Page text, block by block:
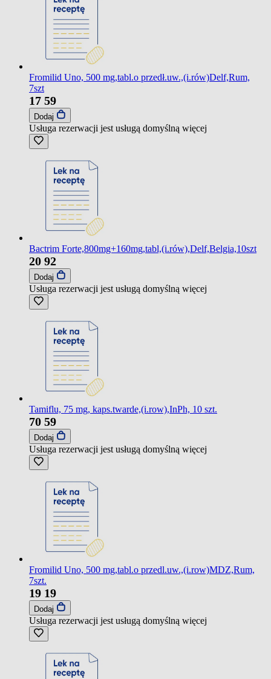
Fromilid Uno, 500 mg,tabl.o przedł.uw.,(i.rów)Delf,Rum,
7szt
17 59
Dodaj
Usługa rezerwacji jest usługą domyślną więcej
Bactrim Forte,800mg+160mg,tabl,(i.rów),Delf,Belgia,10szt
20 92
Dodaj
Usługa rezerwacji jest usługą domyślną więcej
Tamiflu, 75 mg, kaps.twarde,(i.row),InPh, 10 szt.
70 59
Dodaj
Usługa rezerwacji jest usługą domyślną więcej
Fromilid Uno, 500 mg,tabl.o przedl.uw.,(i.row)MDZ,Rum,
7szt.
19 19
Dodaj
Usługa rezerwacji jest usługą domyślną więcej